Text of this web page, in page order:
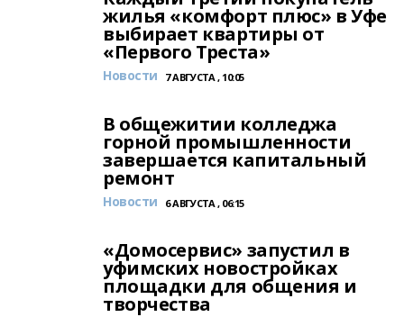
жилья «комфорт плюс» в Уфе
выбирает квартиры от
«Первого Треста»
Новости 7 АВГУСТА , 10:05
В общежитии колледжа
горной промышленности
завершается капитальный
ремонт
Новости 6 АВГУСТА , 06:15
«Домосервис» запустил в
уфимских новостройках
площадки для общения и
творчества